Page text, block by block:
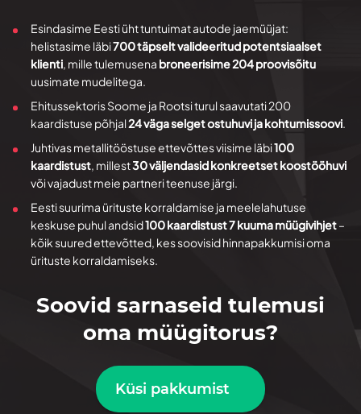
Esindasime Eesti üht tuntuimat autode jaemüüjat:
helistasime läbi700 täpselt valideeritud potentsiaalset
klienti, mille tulemusena broneerisime 204 proovisõitu
uusimate mudelitega.
Ehitussektoris Soome ja Rootsi turul saavutati 200
kaardistuse põhjal24 väga selget ostuhuvi ja kohtumissoovi.
Juhtivas metallitööstuse ettevõttes viisime läbi100
kaardistust, millest30 väljendasid konkreetset koostööhuvi
või vajadust meie partneri teenuse järgi.
Eesti suurima ürituste korraldamise ja meelelahutuse
keskuse puhul andsid100 kaardistust 7 kuuma müügivihjet–
kõik suured ettevõtted, kes soovisid hinnapakkumisi oma
ürituste korraldamiseks.
Soovid sarnaseid tulemusi
oma müügitorus?
Küsi pakkumist